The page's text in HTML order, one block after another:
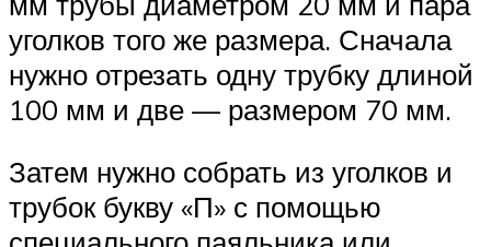
уголков того же размера. Сначала
нужно отрезать одну трубку длиной
100 мм и две — размером 70 мм.
Затем нужно собрать из уголков и
трубок букву «П» с помощью